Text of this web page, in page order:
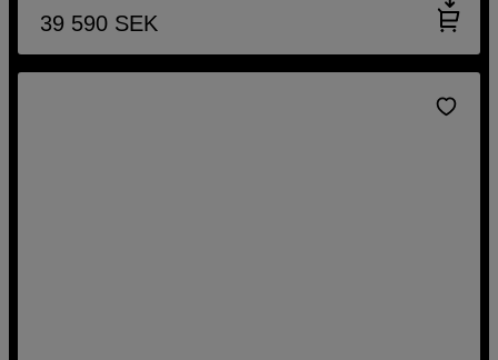
39 590 SEK